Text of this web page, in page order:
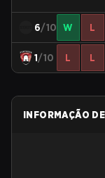
6/10 W L
1/10 L L
INFORMAÇÃO